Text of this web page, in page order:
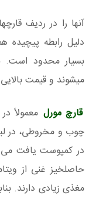
آنها را در ردیف
دلیل رابطه پیچیده
بسیار محدود است.
میشوند و قیمت بالایی
قارچ مورل معمولاً
چوب و مخروطی، در
در کمپوست یافت
حاصلخیز غنی از
مغذی زیادی دارند.